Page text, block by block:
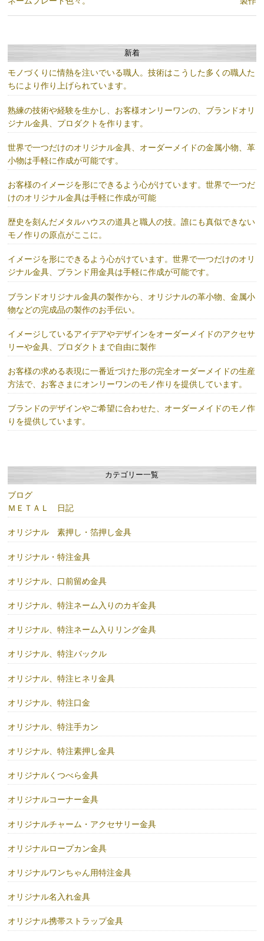
新着
モノづくりに情熱を注いでいる職人。技術はこうした多くの職人た
ちにより作り上げられています。
熟練の技術や経験を生かし、お客様オンリーワンの、ブランドオリ
ジナル金具、プロダクトを作ります。
世界で一つだけのオリジナル金具、オーダーメイドの金属小物、革
小物は手軽に作成が可能です。
お客様のイメージを形にできるよう心がけています。世界で一つだ
けのオリジナル金具は手軽に作成が可能
歴史を刻んだメタルハウスの道具と職人の技。誰にも真似できない
モノ作りの原点がここに。
イメージを形にできるよう心がけています。世界で一つだけのオリ
ジナル金具、ブランド用金具は手軽に作成が可能です。
ブランドオリジナル金具の製作から、オリジナルの革小物、金属小
物などの完成品の製作のお手伝い。
イメージしているアイデアやデザインをオーダーメイドのアクセサ
リーや金具、プロダクトまで自由に製作
お客様の求める表現に一番近づけた形の完全オーダーメイドの生産
方法で、お客さまにオンリーワンのモノ作りを提供しています。
ブランドのデザインやご希望に合わせた、オーダーメイドのモノ作
りを提供しています。
カテゴリー一覧
ブログ
ＭＥＴＡＬ 日記
オリジナル 素押し・箔押し金具
オリジナル・特注金具
オリジナル、口前留め金具
オリジナル、特注ネーム入りのカギ金具
オリジナル、特注ネーム入りリング金具
オリジナル、特注バックル
オリジナル、特注ヒネリ金具
オリジナル、特注口金
オリジナル、特注手カン
オリジナル、特注素押し金具
オリジナルくつべら金具
オリジナルコーナー金具
オリジナルチャーム・アクセサリー金具
オリジナルロープカン金具
オリジナルワンちゃん用特注金具
オリジナル名入れ金具
オリジナル携帯ストラップ金具